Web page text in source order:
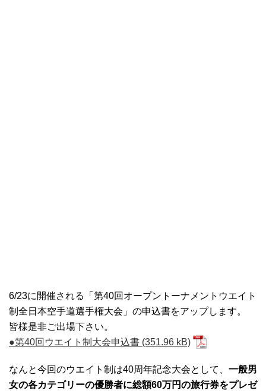
6/23に開催される「第40回オープントーナメントウエイト
制全日本空手道選手権大会」の申込書をアップします。
皆様是非ご出場下さい。
●第40回ウエイト制大会申込書
なんと今回のウエイト制は40周年記念大会として、 一般男
女の各カテゴリーの優勝者に総額60万円の旅行券をプレゼ